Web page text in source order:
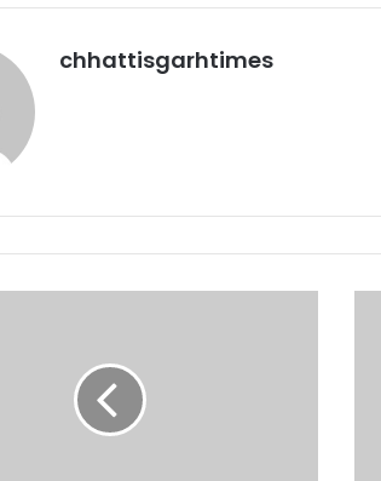
chhattisgarhtimes